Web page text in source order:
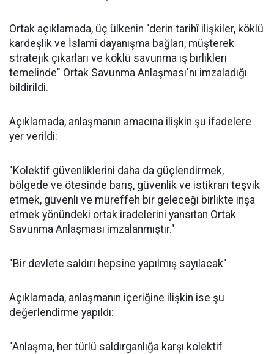
Ortak açıklamada, üç ülkenin "derin tarihî ilişkiler, köklü
kardeşlik ve İslami dayanışma bağları, müşterek
stratejik çıkarları ve köklü savunma iş birlikleri
temelinde" Ortak Savunma Anlaşması'nı imzaladığı
bildirildi.
Açıklamada, anlaşmanın amacına ilişkin şu ifadelere
yer verildi:
"Kolektif güvenliklerini daha da güçlendirmek,
bölgede ve ötesinde barış, güvenlik ve istikrarı teşvik
etmek, güvenli ve müreffeh bir geleceği birlikte inşa
etmek yönündeki ortak iradelerini yansıtan Ortak
Savunma Anlaşması imzalanmıştır."
"Bir devlete saldırı hepsine yapılmış sayılacak"
Açıklamada, anlaşmanın içeriğine ilişkin ise şu
değerlendirme yapıldı:
"Anlaşma, her türlü saldırganlığa karşı kolektif